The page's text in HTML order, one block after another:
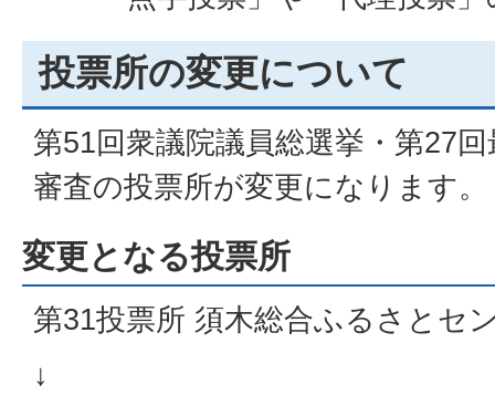
投票所の変更について
第51回衆議院議員総選挙・第27
審査の投票所が変更になります。
変更となる投票所
第31投票所 須木総合ふるさとセ
↓